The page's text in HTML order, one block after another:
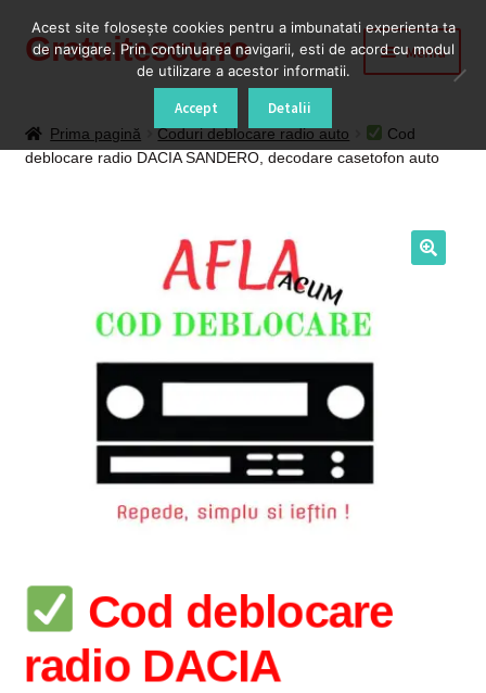
Sari
Sari
Gratuitescu.ro Meniu
Blog
Contul meu
Intrebari si raspunsuri
Plată
Politica de utilizare cookie
Prima pagină Coduri deblocare radio auto
Cod
deblocare radio DACIA SANDERO, decodare casetofon auto
Cod deblocare
radio DACIA
Acest site foloseşte cookies pentru a imbunatati experienta ta
de navigare. Prin continuarea navigarii, esti de acord cu modul
de utilizare a acestor informatii.
Accept Detalii